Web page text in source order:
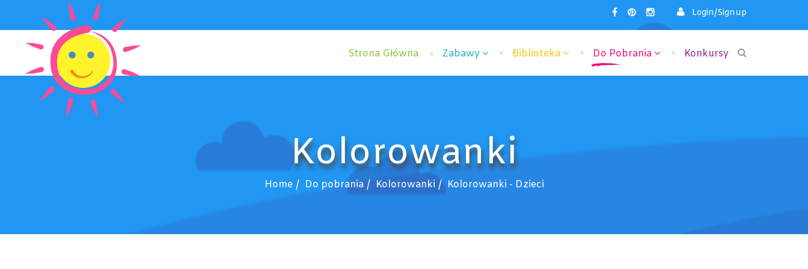
Login/Signup
Strona Główna Zabawy Biblioteka Do Pobrania Konkursy
Kolorowanki
Home Do pobrania Kolorowanki Kolorowanki - Dzieci